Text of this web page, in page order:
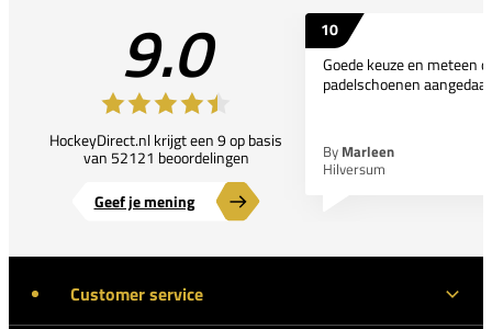
9.0
HockeyDirect.nl krijgt een 9 op basis
van 52121 beoordelingen
Geef je mening
10
Goede keuze en meteen
padelschoenen
By Marleen
Hilversum
Customer service